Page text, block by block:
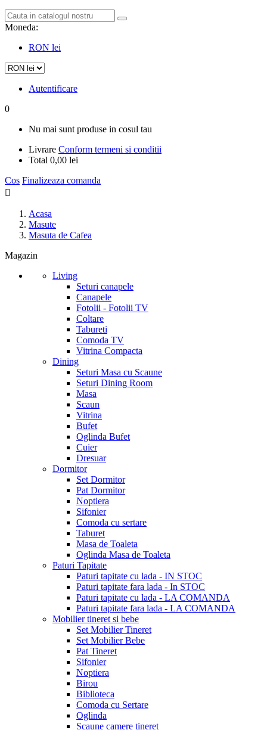
Moneda:
RON lei
Autentificare
0
Nu mai sunt produse in cosul tau
Livrare Conform termeni si conditii
Total 0,00 lei
Cos Finalizeaza comanda

Acasa
Masute
Masuta de Cafea
Magazin
Living
Seturi canapele
Canapele
Fotolii - Fotolii TV
Coltare
Tabureti
Comoda TV
Vitrina Compacta
Dining
Seturi Masa cu Scaune
Seturi Dining Room
Masa
Scaun
Vitrina
Bufet
Oglinda Bufet
Cuier
Dresuar
Dormitor
Set Dormitor
Pat Dormitor
Noptiera
Sifonier
Comoda cu sertare
Taburet
Masa de Toaleta
Oglinda Masa de Toaleta
Paturi Tapitate
Paturi tapitate cu lada - IN STOC
Paturi tapitate fara lada - In STOC
Paturi tapitate cu lada - LA COMANDA
Paturi tapitate fara lada - LA COMANDA
Mobilier tineret si bebe
Set Mobilier Tineret
Set Mobilier Bebe
Pat Tineret
Sifonier
Noptiera
Birou
Biblioteca
Comoda cu Sertare
Oglinda
Scaune camere tineret